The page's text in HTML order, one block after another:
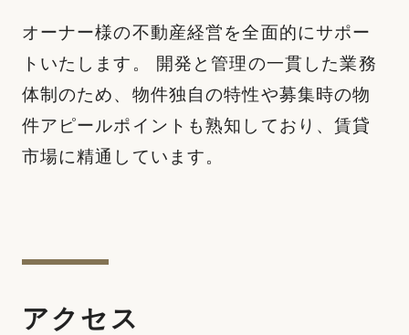
オーナー様の不動産経営を全面的にサポー
トいたします。 開発と管理の一貫した業務
体制のため、物件独自の特性や募集時の物
件アピールポイントも熟知しており、賃貸
市場に精通しています。
アクセス